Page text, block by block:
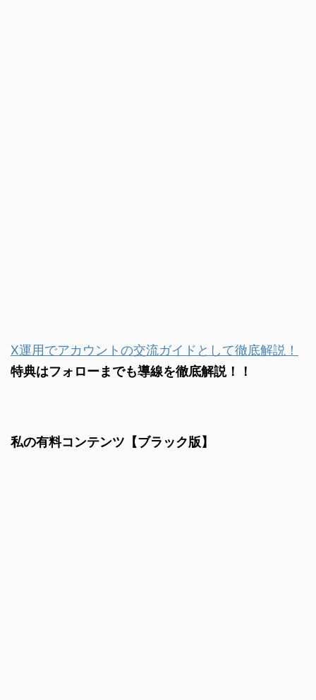
X運用でアカウントの交流ガイドとして徹底解説！
特典はフォローまでも導線を徹底解説！！
私の有料コンテンツ【ブラック版】